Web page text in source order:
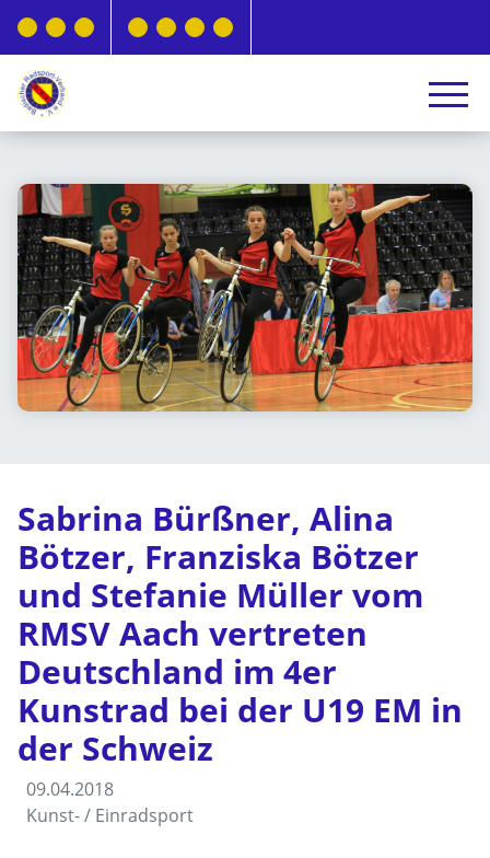
Sabrina Bürßner, Alina
Bötzer, Franziska Bötzer
und Stefanie Müller vom
RMSV Aach vertreten
Deutschland im 4er
Kunstrad bei der U19 EM in
der Schweiz
09.04.2018
Kunst- / Einradsport